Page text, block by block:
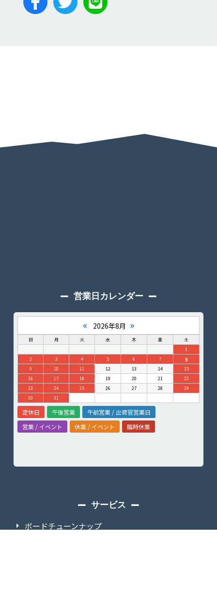
営業日カレンダー
« 2026年8月 »
日 月 火 水 木 金
土
1
2
3 4 5 6 7
8
9
10 11 12 13 14
15
16
17 18 19 20 21
22
23
24 25 26 27 28
29
30
31
定休日 午後営業
午前営業 / 出荷翌営業日
営業 / イベント
休業 / イベント 臨時休業
サービス
ボードチューンナップ